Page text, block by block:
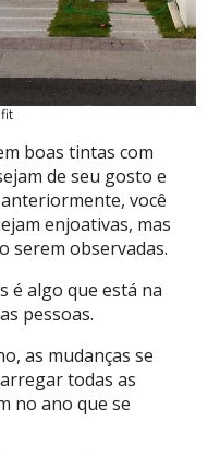
boas tintas com
de seu gosto e
você
enjoativas, mas
serem observadas.
é algo que está na
pessoas.
as mudanças se
todas as
no ano que se